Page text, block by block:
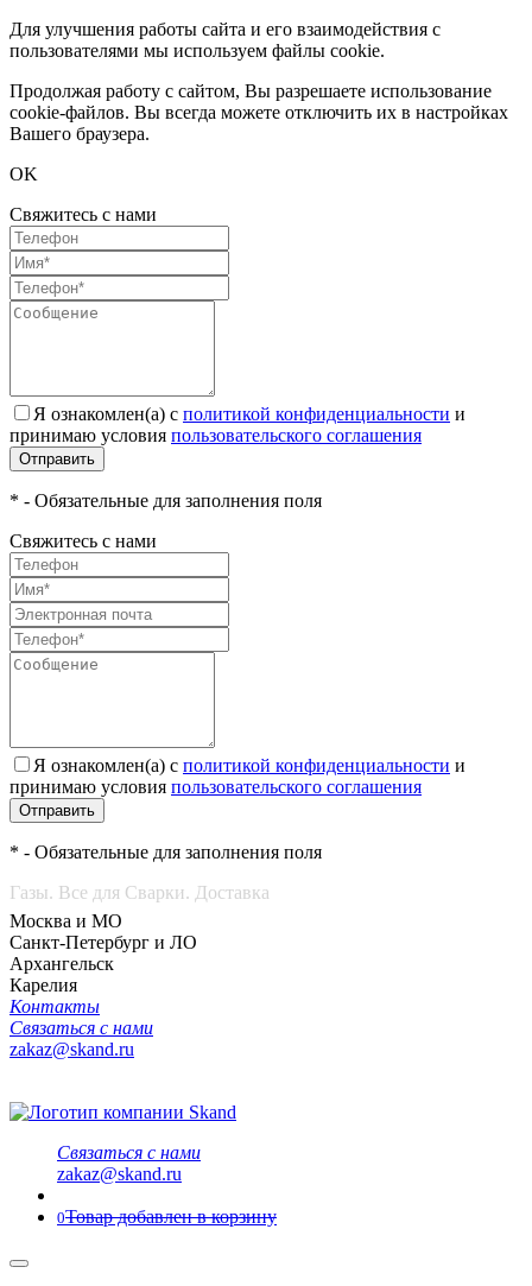
Для улучшения работы сайта и его взаимодействия с
пользователями мы используем файлы cookie.
Продолжая работу с сайтом, Вы разрешаете использование
cookie-файлов. Вы всегда можете отключить их в настройках
Вашего браузера.
OK
Свяжитесь с нами
Я ознакомлен(а) с политикой конфиденциальности и
принимаю условия пользовательского соглашения
Отправить
* - Обязательные для заполнения поля
Свяжитесь с нами
Я ознакомлен(а) с политикой конфиденциальности и
принимаю условия пользовательского соглашения
Отправить
* - Обязательные для заполнения поля
Газы. Все для Сварки. Доставка
Москва и МО
Санкт-Петербург и ЛО
Архангельск
Карелия
Контакты
Связаться с нами
zakaz@skand.ru
Связаться с нами
zakaz@skand.ru
0Товар добавлен в корзину